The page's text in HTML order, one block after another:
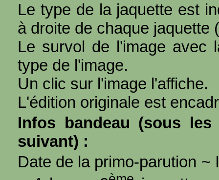
Le type de la jaquette est
à droite de chaque jaquette (
Le survol de l'image avec
type de l'image.
Un clic sur l'image l'affiche.
L'édition originale est
Infos bandeau (sous
suivant) :
Date de la primo-parution ~